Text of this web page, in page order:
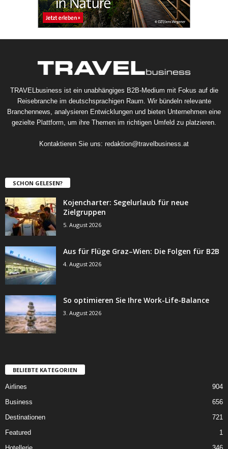
TRAVELbusiness ist ein unabhängiges B2B-Medium mit Fokus auf die
Reisebranche im deutschsprachigen Raum. Wir bündeln relevante
Branchennews, analysieren Entwicklungen und bieten Unternehmen eine
gezielte Plattform, um ihre Themen im richtigen Umfeld zu platzieren.
Kontaktieren Sie uns: redaktion@travelbusiness.at
SCHON GELESEN?
Kojencharter: Segelurlaub für neue
Zielgruppen
5. August 2026
Aus für Flüge Graz–Wien: Die Folgen für B2B
4. August 2026
So optimieren Sie Ihre Work-Life-Balance
3. August 2026
BELIEBTE KATEGORIEN
Airlines
904
Business
656
Destinationen
721
Featured
1